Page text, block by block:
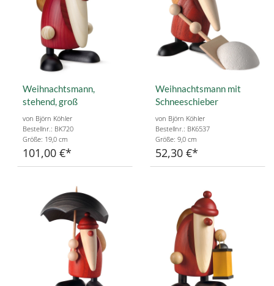
Weihnachtsmann,
stehend, groß
von Björn Köhler
Bestellnr.: BK720
Größe: 19,0 cm
101,00 €
Weihnachtsmann mit
Schneeschieber
von Björn Köhler
Bestellnr.: BK6537
Größe: 9,0 cm
52,30 €